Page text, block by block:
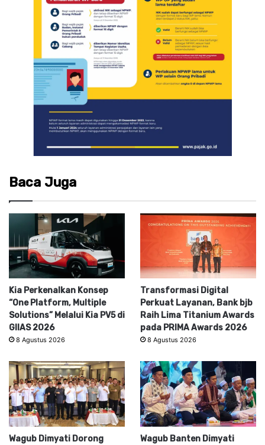
Baca Juga
Kia Perkenalkan Konsep
“One Platform, Multiple
Solutions” Melalui Kia PV5 di
GIIAS 2026
8 Agustus 2026
Transformasi Digital
Perkuat Layanan, Bank bjb
Raih Lima Titanium Awards
pada PRIMA Awards 2026
8 Agustus 2026
Wagub Dimyati Dorong
Wagub Banten Dimyati